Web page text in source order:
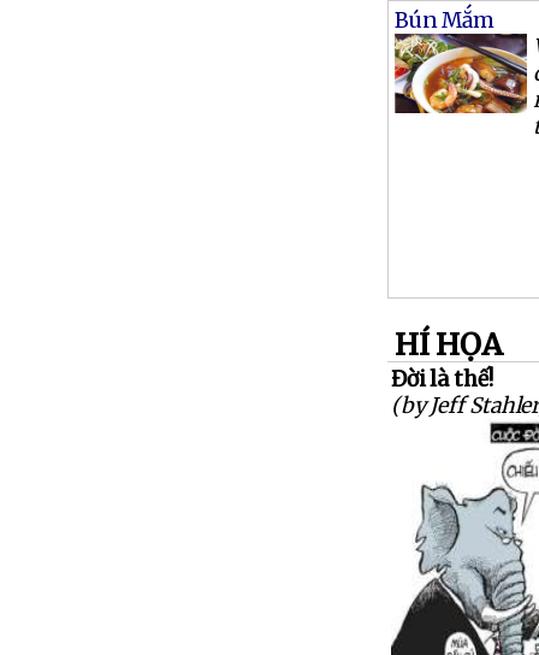
Bún Mắm
HÍ HỌA
Đời là thế!
(by Jeff